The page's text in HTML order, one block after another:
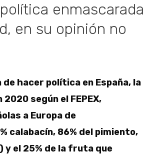
enmascarada
en su opinión no
hacer política en España, la
según el FEPEX,
a Europa de
calabacín, 86% del pimiento,
y el 25% de la fruta que